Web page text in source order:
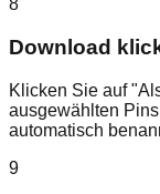
8
Download
Klicken Sie auf
ausgewählten
automatisch
9